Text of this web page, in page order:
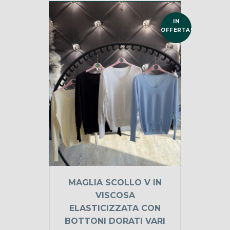
IN
OFFERTA!
MAGLIA SCOLLO V IN
VISCOSA
ELASTICIZZATA CON
BOTTONI DORATI VARI